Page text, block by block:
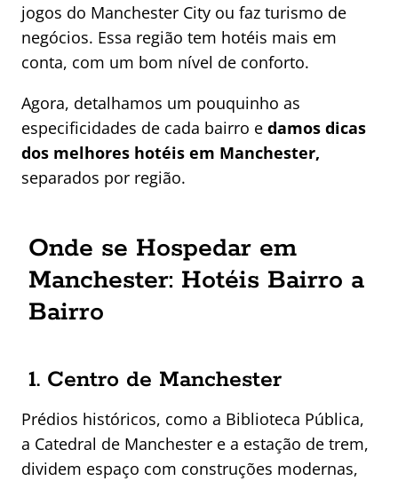
jogos do Manchester City ou faz turismo de
negócios. Essa região tem hotéis mais em
conta, com um bom nível de conforto.
Agora, detalhamos um pouquinho as
especificidades de cada bairro e damos dicas
dos melhores hotéis em Manchester,
separados por região.
Onde se Hospedar em
Manchester: Hotéis Bairro a
Bairro
1. Centro de Manchester
Prédios históricos, como a Biblioteca Pública,
a Catedral de Manchester e a estação de trem,
dividem espaço com construções modernas,